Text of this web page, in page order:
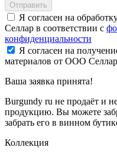
Отправить
Я согласен на
Селлар в соответствии с
конфиденциальности
Я согласен на
материалов от ООО Селлар
Ваша заявка принята!
Burgundy ru не продаёт и
продукцию. Вы можете
забрать его в винном
Коллекция